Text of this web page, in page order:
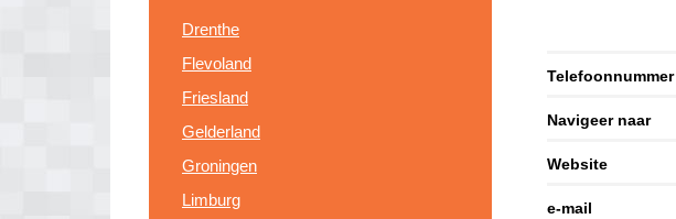
Drenthe
Flevoland
Friesland
Gelderland
Groningen
Limburg
Telefoonnummer
Navigeer naar
Website
e-mail